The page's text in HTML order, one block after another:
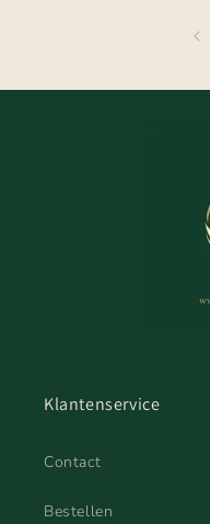
Klantenservice
Contact
Bestellen